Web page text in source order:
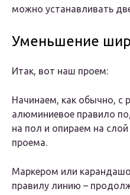
можно устанавливать
Уменьшение
Итак, вот наш проем:
Начинаем, как обычно, с
алюминиевое правило
на пол и опираем на
проема.
Маркером или
правилу линию –